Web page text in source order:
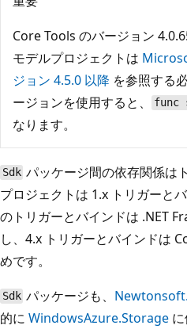
Core Tools のバージョン
モデルプロジェクトは
ジョン 4.5.0 以降 を参照する
ージョンを使用すると、
func
なります。
Sdk パッケージ間の依存関係は
プロジェクトは 1.x トリガーと
のトリガーとバインドは .NET
し、4.x トリガーとバインドは
めです。
Sdk パッケージも、
的に WindowsAzure.Storage